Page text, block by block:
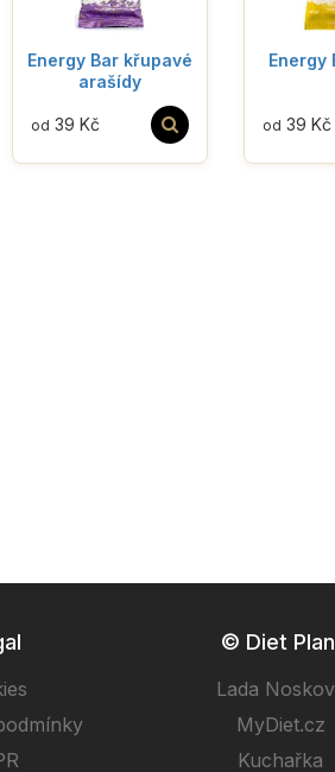
Energy Bar křupavé
arašídy
od 39 Kč
Energy
od 39 Kč
© Diet Plan
Lada
MyDiet.cz
Kuchařka